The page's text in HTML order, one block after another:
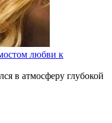
любви к
в атмосферу глубокой